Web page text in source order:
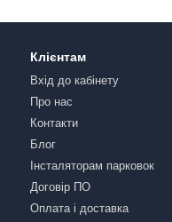
Клієнтам
Вхід до кабінету
Про нас
Контакти
Блог
Інсталяторам парковок
Договір ПО
Оплата і доставка